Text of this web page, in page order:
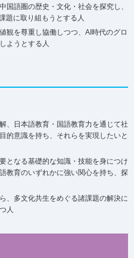
国語圏の歴史・文化・社会を探究し、
題に取り組もうとする人
観を尊重し協働しつつ、AI時代のグロ
ようとする⼈
、日本語教育・国語教育力を通じて社
的意識を持ち、それらを実現したいと
となる基礎的な知識・技能を身につけ
教育のいずれかに強い関心を持ち、探
、多文化共生をめぐる諸課題の解決に
人